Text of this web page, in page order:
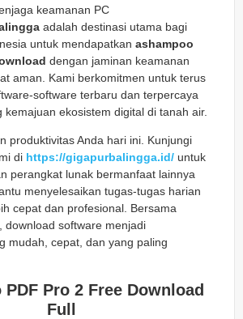
keamanan PC
adalah destinasi utama bagi
untuk mendapatkan ashampoo
dengan jaminan keamanan
aman. Kami berkomitmen untuk terus
software terbaru dan terpercaya
kemajuan ekosistem digital di tanah air.
produktivitas Anda hari ini. Kunjungi
di https://gigapurbalingga.id/ untuk
perangkat lunak bermanfaat lainnya
menyelesaikan tugas-tugas harian
cepat dan profesional. Bersama
download software menjadi
mudah, cepat, dan yang paling
PDF Pro 2 Free Download
Full